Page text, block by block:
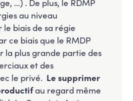
au niveau
biais de sa régie
ce biais que le RMDP
la plus grande partie des
et des
le privé. Le supprimer
au regard même